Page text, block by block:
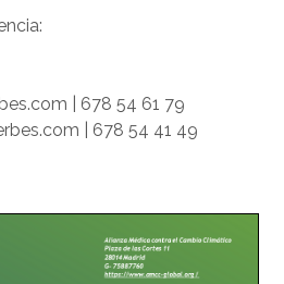
| 678 54 61 79
| 678 54 41 49